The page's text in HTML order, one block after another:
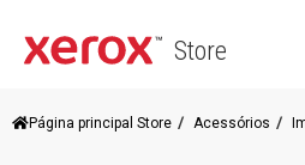
Store
Página principal Store Acessórios